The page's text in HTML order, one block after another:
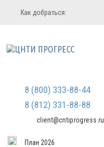
Регистрация
Мы не передаем ваши данные
третьим лицам и не рассылаем
Вход в систему
Как добраться:
8 (800) 333-88-44
8 (812) 331-88-88
client@cntiprogress.ru
План 2026